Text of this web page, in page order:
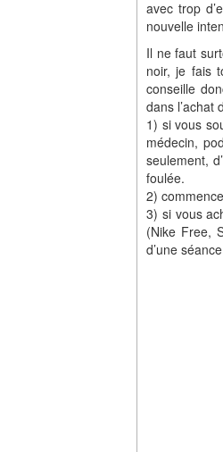
avec trop
nouvelle
Il ne faut
noir, je fais
conseille
dans l’achat
1) si vous
médecin,
seulement,
foulée.
2)
3) si vous
(Nike Free,
d’une